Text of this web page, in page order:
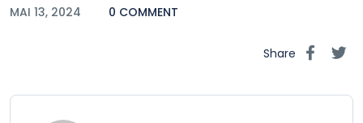
MAI 13, 2024 0 COMMENT
Share